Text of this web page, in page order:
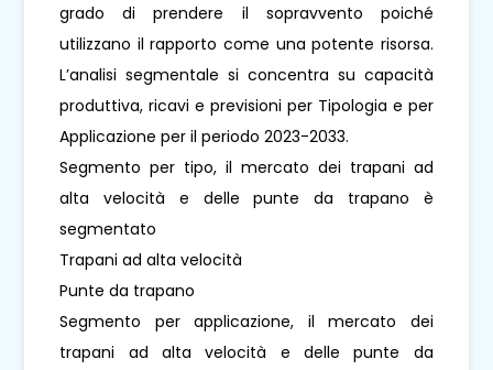
grado di prendere il sopravvento poiché
utilizzano il rapporto come una potente risorsa.
L’analisi segmentale si concentra su capacità
produttiva, ricavi e previsioni per Tipologia e per
Applicazione per il periodo 2023-2033.
Segmento per tipo, il mercato dei trapani ad
alta velocità e delle punte da trapano è
segmentato
Trapani ad alta velocità
Punte da trapano
Segmento per applicazione, il mercato dei
trapani ad alta velocità e delle punte da